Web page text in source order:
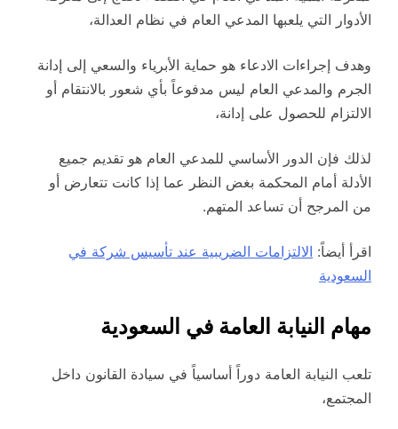
الأدوار التي يلعبها المدعي العام في نظام العدالة،
وهدف إجراءات الادعاء هو حماية الأبرياء والسعي إلى إدانة
الجرم والمدعي العام ليس مدفوعاً بأي شعور بالانتقام أو
الالتزام للحصول على إدانة،
لذلك فإن الدور الأساسي للمدعي العام هو تقديم جميع
الأدلة أمام المحكمة بغض النظر عما إذا كانت تتعارض أو
من المرجح أن تساعد المتهم.
اقرأ أيضاً: الالتزامات الضريبية عند تأسيس شركة في
السعودية
مهام النيابة العامة في السعودية
تلعب النيابة العامة دوراً أساسياً في سيادة القانون داخل
المجتمع،